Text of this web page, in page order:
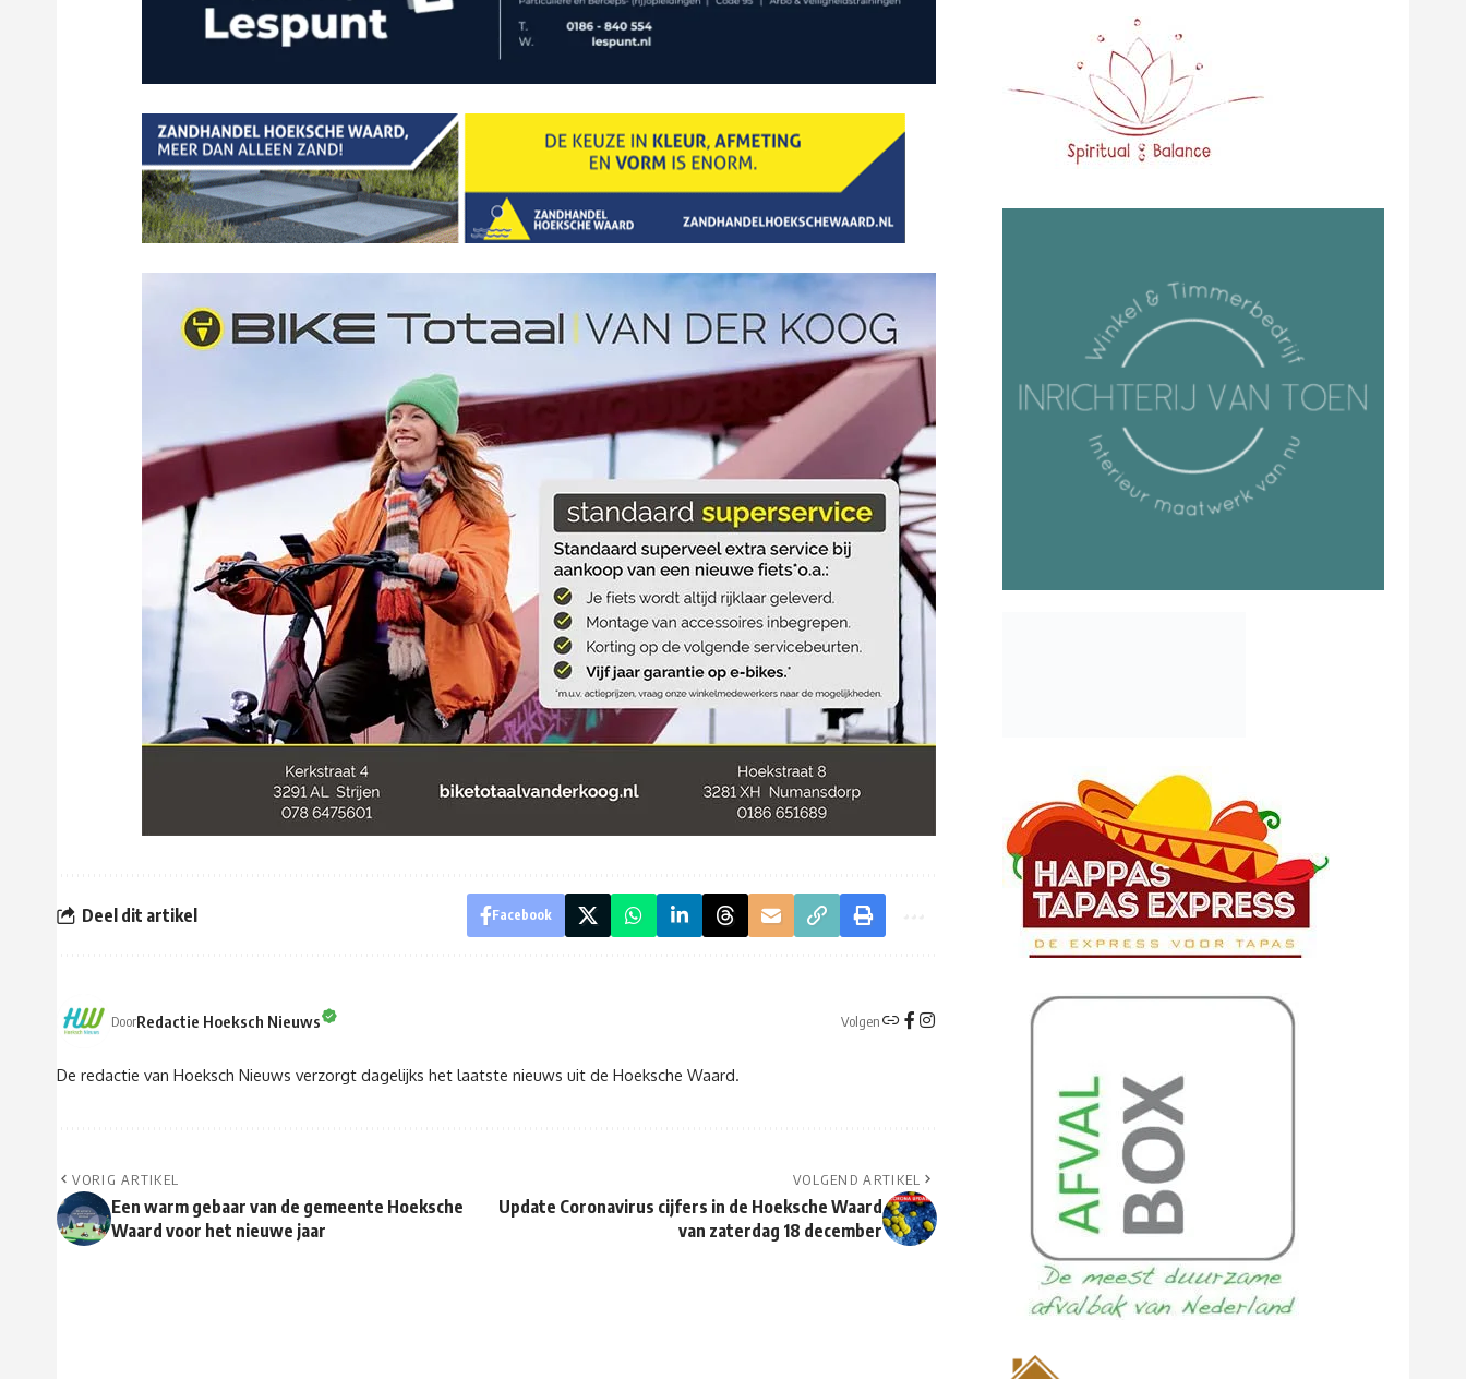
Deel dit artikel Facebook
DoorRedactie Hoeksch Nieuws Volgen
De redactie van Hoeksch Nieuws verzorgt dagelijks het laatste nieuws uit de Hoeksche Waard.
VORIG ARTIKEL
Een warm gebaar van de gemeente Hoeksche
Waard voor het nieuwe jaar
VOLGEND ARTIKEL
Update Coronavirus cijfers in de Hoeksche Waard
van zaterdag 18 december